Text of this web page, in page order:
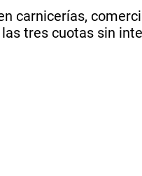
carnicerías,
tres cuotas sin